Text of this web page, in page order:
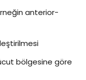
anterior-
bölgesine göre